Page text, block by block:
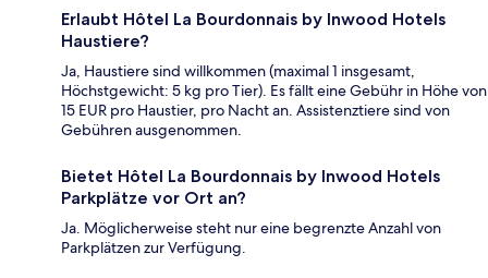
Erlaubt Hôtel La Bourdonnais by Inwood Hotels
Haustiere?
Ja, Haustiere sind willkommen (maximal 1 insgesamt,
Höchstgewicht: 5 kg pro Tier). Es fällt eine Gebühr in Höhe von
15 EUR pro Haustier, pro Nacht an. Assistenztiere sind von
Gebühren ausgenommen.
Bietet Hôtel La Bourdonnais by Inwood Hotels
Parkplätze vor Ort an?
Ja. Möglicherweise steht nur eine begrenzte Anzahl von
Parkplätzen zur Verfügung.